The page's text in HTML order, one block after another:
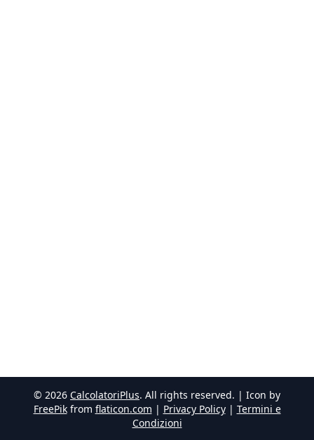
© 2026 CalcolatoriPlus. All rights reserved. | Icon by
FreePik from flaticon.com | Privacy Policy| Termini e
Condizioni